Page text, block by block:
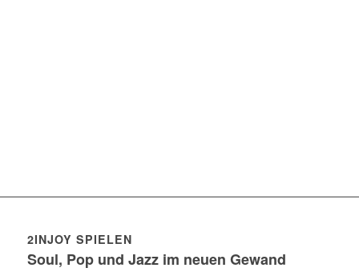
2INJOY SPIELEN
Soul, Pop und Jazz im neuen Gewand